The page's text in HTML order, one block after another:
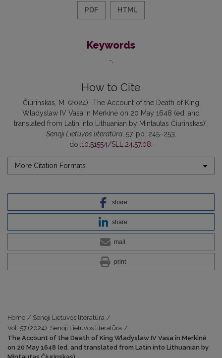
PDF HTML
Keywords
-
How to Cite
Čiurinskas, M. (2024) “The Account of the Death of King
Wladyslaw IV Vasa in Merkinė on 20 May 1648 (ed. and
translated from Latin into Lithuanian by Mintautas Čiurinskas)”,
Senoji Lietuvos literatūra, 57, pp. 245–253.
doi:10.51554/SLL.24.57.08.
More Citation Formats
share
share
mail
print
Home / Senoji Lietuvos literatūra /
Vol. 57 (2024): Senoji Lietuvos literatūra /
The Account of the Death of King Wladyslaw IV Vasa in Merkinė
on 20 May 1648 (ed. and translated from Latin into Lithuanian by